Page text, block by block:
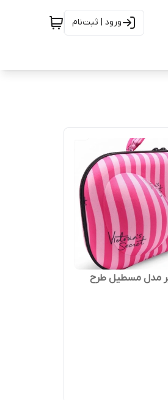
ورود | ثبت‌نام
مدل مسطیل طرح